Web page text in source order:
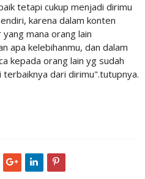
tetapi cukup menjadi dirimu
karena dalam konten
mana orang lain
apa kelebihanmu, dan dalam
kepada orang lain yg sudah
terbaiknya dari dirimu".tutupnya.